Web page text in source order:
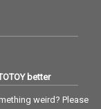
better
weird? Please